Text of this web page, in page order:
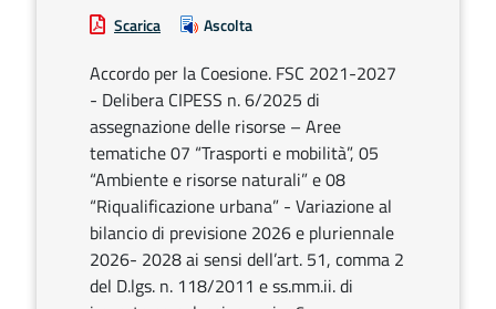
Scarica Ascolta
Accordo per la Coesione. FSC 2021-2027
- Delibera CIPESS n. 6/2025 di
assegnazione delle risorse – Aree
tematiche 07 “Trasporti e mobilità”, 05
“Ambiente e risorse naturali” e 08
“Riqualificazione urbana” - Variazione al
bilancio di previsione 2026 e pluriennale
2026- 2028 ai sensi dell’art. 51, comma 2
del D.lgs. n. 118/2011 e ss.mm.ii. di